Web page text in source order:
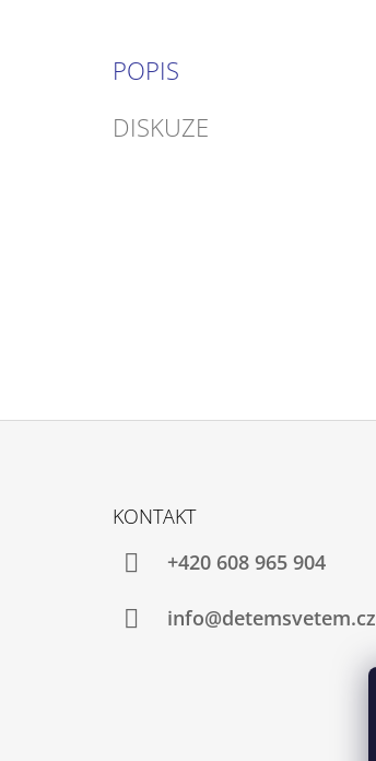
POPIS
DISKUZE
KONTAKT
+420 608 965 904
info@detemsvetem.cz